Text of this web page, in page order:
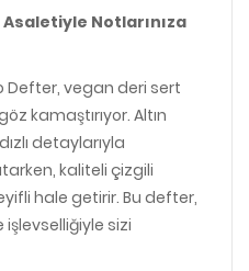
Asaletiyle Notlarınıza
Defter, vegan deri sert
kamaştırıyor. Altın
detaylarıyla
kaliteli çizgili
hale getirir. Bu defter,
sizi